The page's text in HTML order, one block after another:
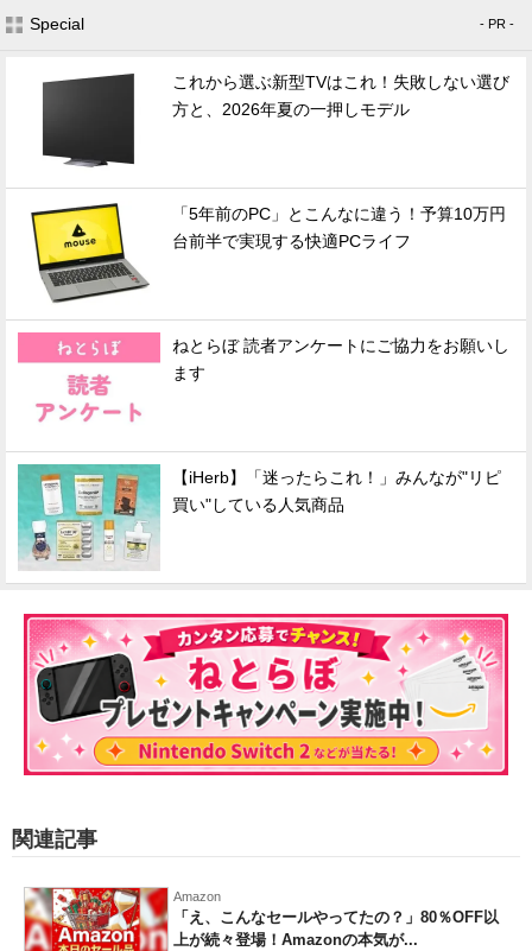
Special - PR -
これから選ぶ新型TVはこれ！失敗しない選び
方と、2026年夏の一押しモデル
「5年前のPC」とこんなに違う！予算10万円
台前半で実現する快適PCライフ
ねとらぼ 読者アンケートにご協力をお願いし
ます
【iHerb】「迷ったらこれ！」みんなが"リピ
買い"している人気商品
関連記事
Amazon
「え、こんなセールやってたの？」80％OFF以
上が続々登場！Amazonの本気が...